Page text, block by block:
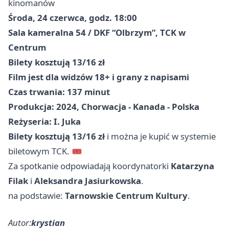
kinomanów
Środa, 24 czerwca, godz. 18:00
Sala kameralna 54 / DKF “Olbrzym”, TCK w
Centrum
Bilety kosztują 13/16 zł
Film jest dla widzów 18+ i grany z napisami
Czas trwania: 137 minut
Produkcja: 2024, Chorwacja - Kanada - Polska
Reżyseria: I. Juka
Bilety kosztują 13/16 zł i można je kupić w systemie
biletowym TCK. 🎟️
Za spotkanie odpowiadają koordynatorki Katarzyna
Filak i Aleksandra Jasiurkowska.
na podstawie: Tarnowskie Centrum Kultury.
Autor:krystian